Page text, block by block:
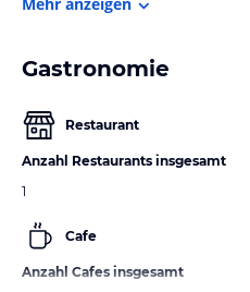
Gastronomie
Restaurant
Anzahl Restaurants insgesamt
1
Cafe
Anzahl Cafes insgesamt